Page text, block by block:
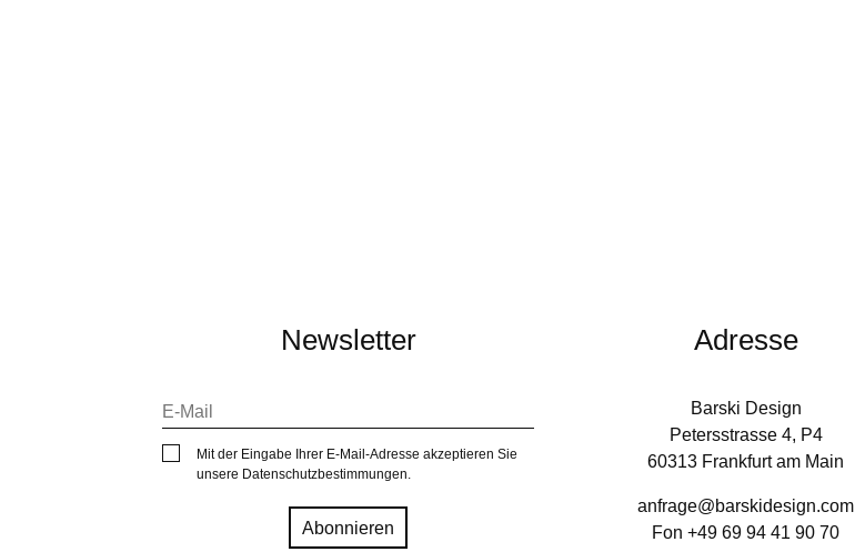
Newsletter
Mit der Eingabe Ihrer E-Mail-Adresse akzeptieren Sie
unsere Datenschutzbestimmungen
Adresse
Barski Design
Petersstrasse 4, P4
60313 Frankfurt am Main
anfrage@barskidesign.com
Fon +49 69 94 41 90 70